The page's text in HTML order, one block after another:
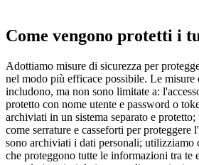
Come vengono protetti i
Adottiamo misure di sicurezza per
nel modo più efficace possibile. Le misure
includono, ma non sono limitate a:
protetto con nome utente e password o
archiviati in un sistema separato e
come serrature e casseforti per proteggere
sono archiviati i dati personali; utilizziamo
che proteggono tutte le informazioni tra te